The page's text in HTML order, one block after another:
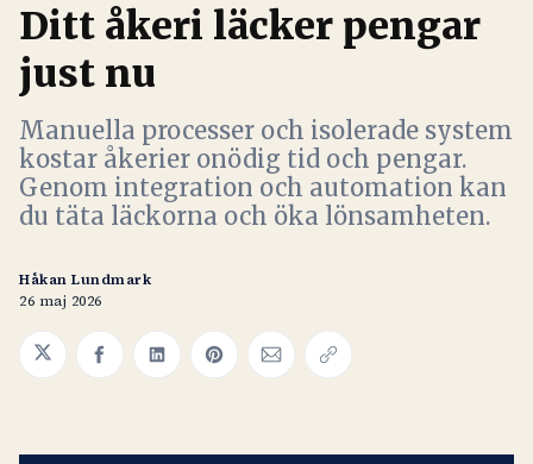
Ditt åkeri läcker pengar
just nu
Manuella processer och isolerade system
kostar åkerier onödig tid och pengar.
Genom integration och automation kan
du täta läckorna och öka lönsamheten.
Håkan Lundmark
26 maj 2026
Share on Twitter
Share on Facebook
Share on LinkedIn
Share on Pinterest
Share via Email
Copy link